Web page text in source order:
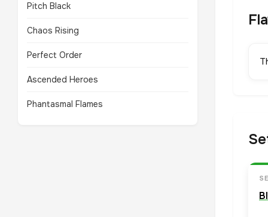
Pitch Black
Chaos Rising
Perfect Order
Ascended Heroes
Phantasmal Flames